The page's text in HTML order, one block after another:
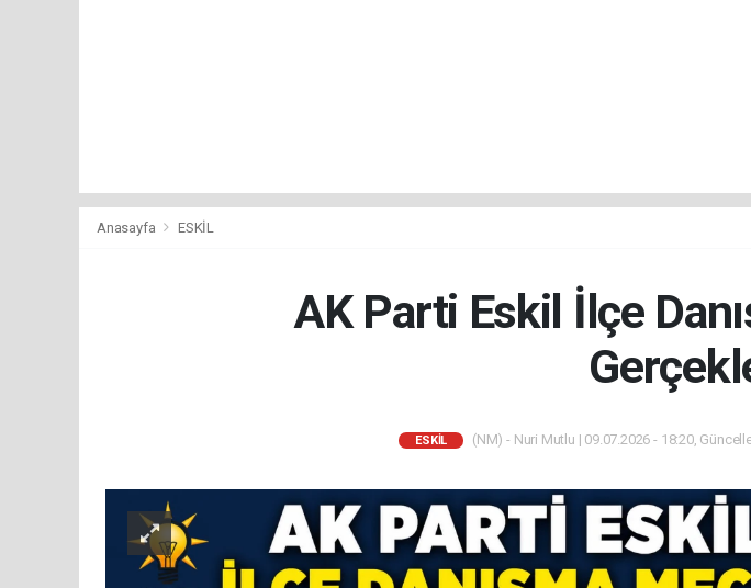
Anasayfa ESKİL
AK Parti Eskil İlçe
ESKİL (NM) - Nuri Mutlu | 09.07.2026 - 18:20,